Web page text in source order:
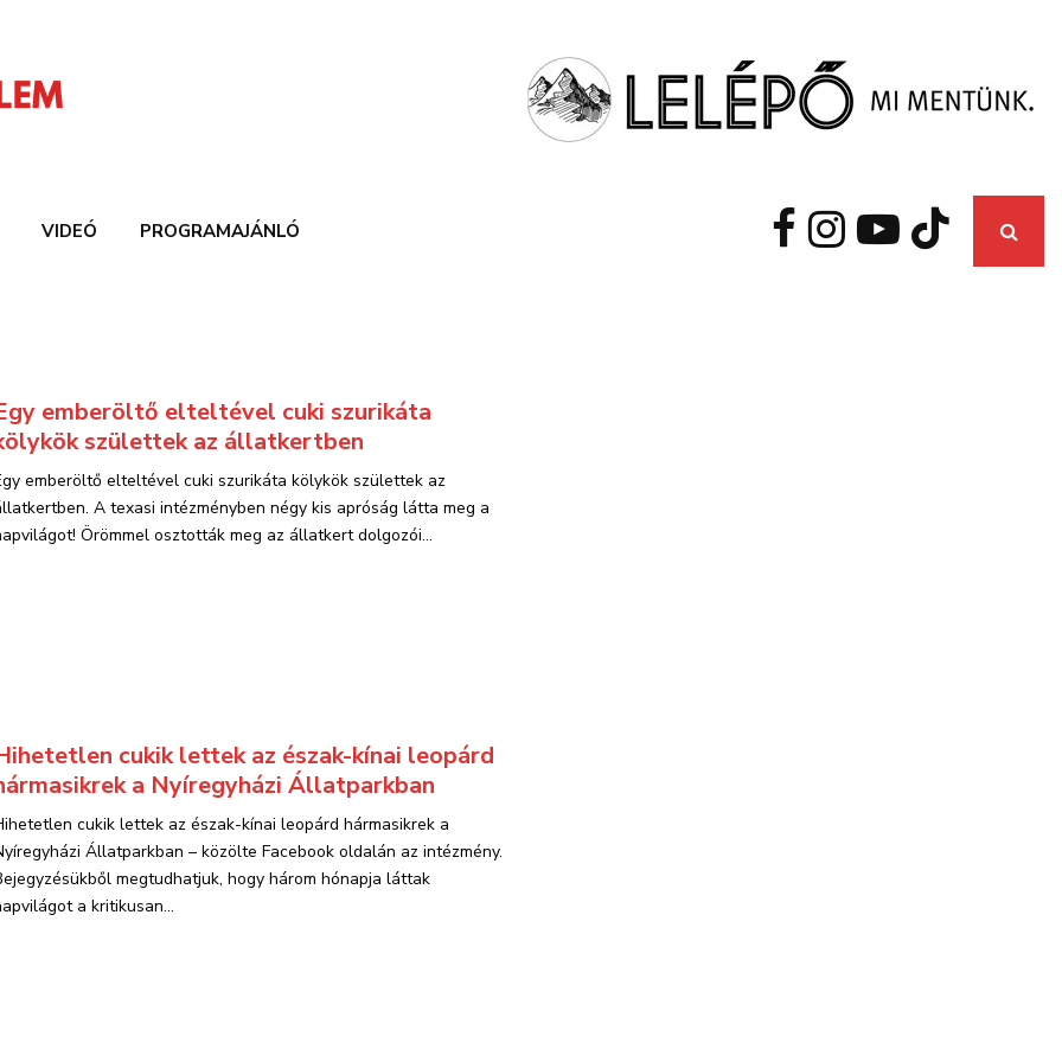
VIDEÓ PROGRAMAJÁNLÓ
emberöltő elteltével cuki szurikáta
születtek az állatkertben
emberöltő elteltével cuki szurikáta kölykök születtek az
A texasi intézményben négy kis apróság látta meg a
Örömmel osztották meg az állatkert dolgozói...
cukik lettek az észak-kínai leopárd
a Nyíregyházi Állatparkban
cukik lettek az észak-kínai leopárd hármasikrek a
Állatparkban – közölte Facebook oldalán az intézmény.
megtudhatjuk, hogy három hónapja láttak
a kritikusan...